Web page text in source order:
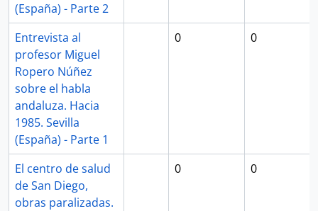
(España) - Parte 2
Entrevista al
profesor Miguel
Ropero Núñez
sobre el habla
andaluza. Hacia
1985. Sevilla
(España) - Parte 1
0 0
El centro de salud
de San Diego,
obras paralizadas.
0 0